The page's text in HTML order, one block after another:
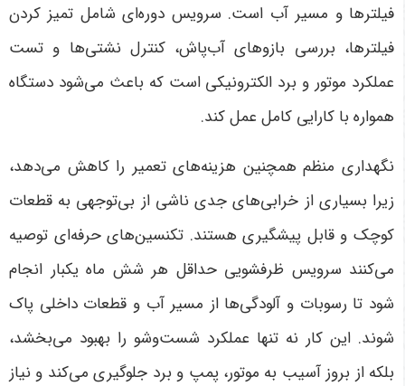
فیلترها و مسیر آب است. سرویس دوره‌ای شامل تمیز کردن
فیلترها، بررسی بازوهای آب‌پاش، کنترل نشتی‌ها و تست
عملکرد موتور و برد الکترونیکی است که باعث می‌شود دستگاه
همواره با کارایی کامل عمل کند.
نگهداری منظم همچنین هزینه‌های تعمیر را کاهش می‌دهد،
زیرا بسیاری از خرابی‌های جدی ناشی از بی‌توجهی به قطعات
کوچک و قابل پیشگیری هستند. تکنسین‌های حرفه‌ای توصیه
می‌کنند سرویس ظرفشویی حداقل هر شش ماه یکبار انجام
شود تا رسوبات و آلودگی‌ها از مسیر آب و قطعات داخلی پاک
شوند. این کار نه تنها عملکرد شست‌وشو را بهبود می‌بخشد،
بلکه از بروز آسیب به موتور، پمپ و برد جلوگیری می‌کند و نیاز